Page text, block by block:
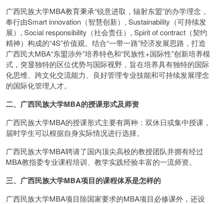
广西民族大学MBA教育秉承“锐意进取，辐射东盟”的办学理念，
奉行由Smart innovation（智慧创新）, Sustainability（可持续发
展）, Social responsibility（社会责任）, Spirit of contract（契约
精神）构成的“4S”价值观。结合“一带一路”经济发展思路，打造
广西民大MBA“东盟涉外”培养特色和“民族性+国际性”创新培养模
式，突显独特的区位优势与国际视野，旨在培养具有独特的国际
化思维、跨文化交流能力、良好管理专业技能和可持续发展理念
的国际化管理人才。
二、广西民族大学MBA的授课形式及师资
广西民族大学MBA的授课形式主要有两种：双休日或集中授课，
届时学生可以根据自身实际情况进行选择。
广西民族大学MBA聘请了国内顶尖高校的教授团队并拥有经过
MBA教指委专业课程培训、教学实践经验丰富的一流师资。
三、广西民族大学MBA项目的课程体系是怎样的
广西民族大学MBA项目除国家要求的MBA项目必修课外，还设